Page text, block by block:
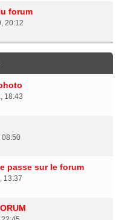
forum
20:12
18:43
08:50
passe sur le forum
13:37